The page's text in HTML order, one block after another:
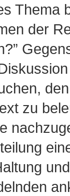
Thema
der
zu